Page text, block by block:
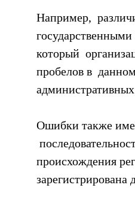
Например,
который
пробелов в
Ошибки также
происхождения
зарегистрирована